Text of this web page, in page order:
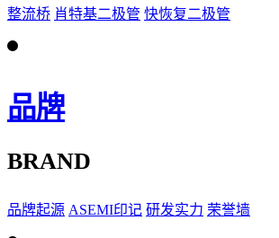
整流桥 肖特基二极管 快恢复二极管
品牌
BRAND
品牌起源 ASEMI印记 研发实力 荣誉墙